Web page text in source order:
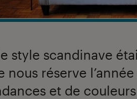
style scandinave
nous réserve
et de